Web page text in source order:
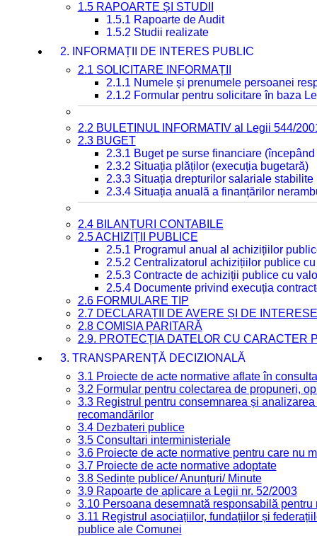
1.5 RAPOARTE ȘI STUDII
1.5.1 Rapoarte de Audit
1.5.2 Studii realizate
2. INFORMAȚII DE INTERES PUBLIC
2.1 SOLICITARE INFORMAȚII
2.1.1 Numele și prenumele persoanei
2.1.2 Formular pentru solicitare în baza
2.2 BULETINUL INFORMATIV al Legii 544/
2.3 BUGET
2.3.1 Buget pe surse financiare
2.3.2 Situația plăților (execuția bugetară)
2.3.3 Situația drepturilor salariale
2.3.4 Situația anuală a finanțărilor
2.4 BILANȚURI CONTABILE
2.5 ACHIZIȚII PUBLICE
2.5.1 Programul anual al achizițiilor
2.5.2 Centralizatorul achizițiilor publice
2.5.3 Contracte de achiziții publice cu
2.5.4 Documente privind execuția
2.6 FORMULARE TIP
2.7 DECLARAȚII DE AVERE ȘI DE INTERESE
2.8 COMISIA PARITARĂ
2.9. PROTECȚIA DATELOR CU CARACTER
3. TRANSPARENȚĂ DECIZIONALĂ
3.1 Proiecte de acte normative aflate în
3.2 Formular pentru colectarea de propuneri,
3.3 Registrul pentru consemnarea și
recomandărilor
3.4 Dezbateri publice
3.5 Consultari interministeriale
3.6 Proiecte de acte normative pentru care nu
3.7 Proiecte de acte normative adoptate
3.8 Ședințe publice/ Anunțuri/ Minute
3.9 Rapoarte de aplicare a Legii nr. 52/2003
3.10 Persoana desemnată responsabilă
3.11 Registrul asociațiilor, fundațiilor și
publice ale Comunei